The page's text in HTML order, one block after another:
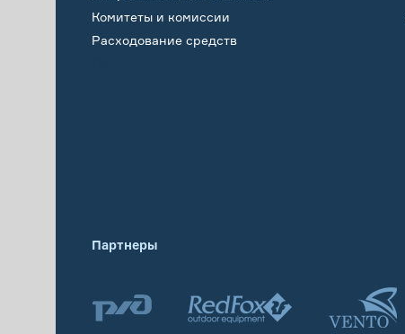
Комитеты и комиссии
Расходование средств
Партнеры